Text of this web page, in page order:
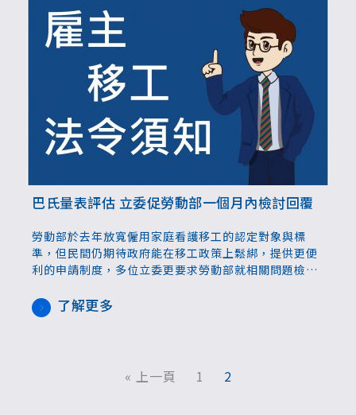
巴氏量表評估 立委促勞動部一個月內檢討回覆
勞動部於去年放寬僱用家庭看護移工的認定對象與標
準，但民間仍期待政府能在移工政策上鬆綁，提供更便
利的申請制度，多位立委更要求勞動部就相關問題檢討
修正申請聘僱家庭看護移工及中階人力相關法規，簡化
家庭看護移工申請，新增列多元認定申請資格及簡化75
了解更多
« 上一頁 1 2